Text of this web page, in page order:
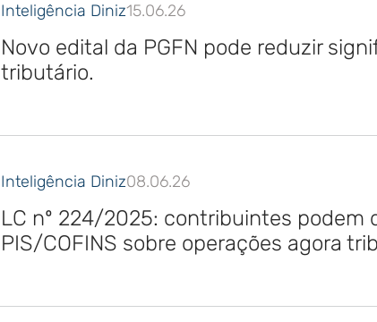
Inteligência Diniz15.06.26
Novo edital da PGFN pode reduzir
tributário.
Inteligência Diniz08.06.26
LC nº 224/2025: contribuintes podem
PIS/COFINS sobre operações agora